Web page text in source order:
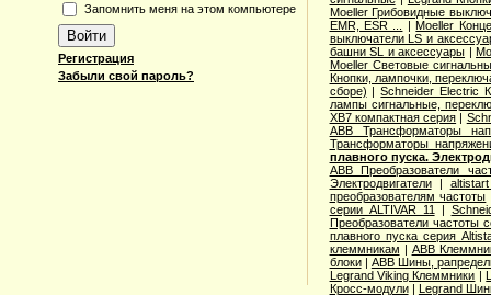
Запомнить меня на этом компьютере
Регистрация
Забыли свой пароль?
Moeller Грибовидные
EMR, ESR ...
|Moeller
выключатели LS и
башни SL и аксессуары |
Moeller Световые
Кнопки, лампочки,
сборе) |Schneider Electric
лампы сигнальные,
XB7 компактная серия |
ABB Трансформаторы
Трансформаторы
плавного пуска.
ABB Преобразователи
Электродвигатели|
преобразователям частоты
серии ALTIVAR 11
|
Преобразователи частоты
плавного пуска серия
клеммникам | ABB
блоки| ABB Шины,
Legrand Viking Клеммники |
Кросс-модули| Legrand